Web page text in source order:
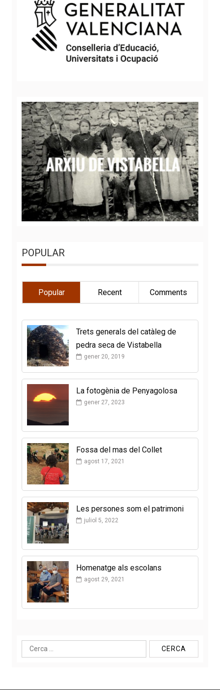
POPULAR
Popular Recent Comments
Trets generals del catàleg de
pedra seca de Vistabella
gener 20, 2019
La fotogènia de Penyagolosa
gener 27, 2023
Fossa del mas del Collet
agost 17, 2021
Les persones som el patrimoni
juliol 5, 2022
Homenatge als escolans
agost 29, 2021
Cerca: